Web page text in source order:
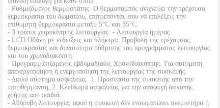
- Ρυθμιζόμενος θερμοστάτης. Ο θερμοπομπός ανιχνεύει την τρέχουσα
θερμοκρασία του δωματίου, επιτρέποντας σου να επιλέξεις την
επιθυμητή θερμοκρασία μεταξύ 5°C και 35°C.
- 3 τρόποι χειροκίνητης λειτουργίας. - Λειτουργία ημέρας.
- LCD Οθόνη με ενδείξεις και πλήκτρα. Προβολή της τρέχουσας
θερμοκρασίας και δυνατότητα ρύθμισης του προγράμματος λειτουργίας
και του χρονοδιακόπτη.
- Προγραμματιζόμενος εβδομαδιαίος Χρονοδιακόπτης. Για αυτόματη
απενεργοποίηση ή ενεργοποίηση της λειτουργίας της συσκευής.
- Διπλό σύστημα ασφαλείας. 1. Προστασία της συσκευής από την
υπερθέρμανση, 2. Κλείδωμα ασφαλείας για την αποφυγή άσκοπης
χρήσης από παιδιά.
- Αθόρυβη λειτουργία, αφού η συσκευή δεν ενσωματώνει ανεμιστήρα ή